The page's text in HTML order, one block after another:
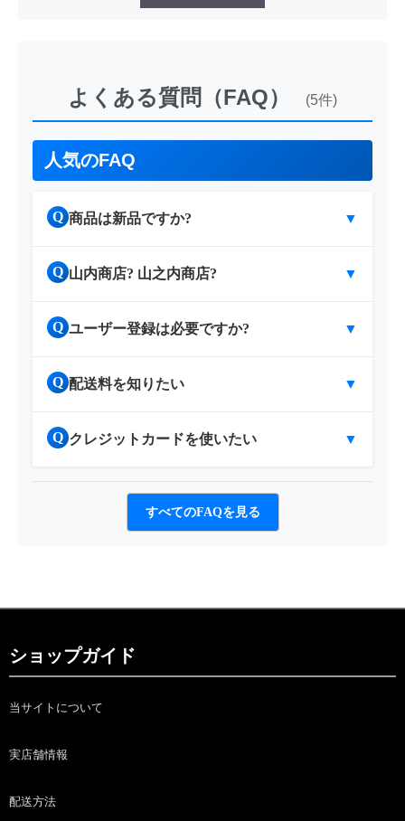
よくある質問（FAQ） (5件)
人気のFAQ
Q 商品は新品ですか? ▼
Q 山内商店? 山之内商店? ▼
Q ユーザー登録は必要ですか? ▼
Q 配送料を知りたい ▼
Q クレジットカードを使いたい ▼
すべてのFAQを見る
ショップガイド
当サイトについて
実店舗情報
配送方法